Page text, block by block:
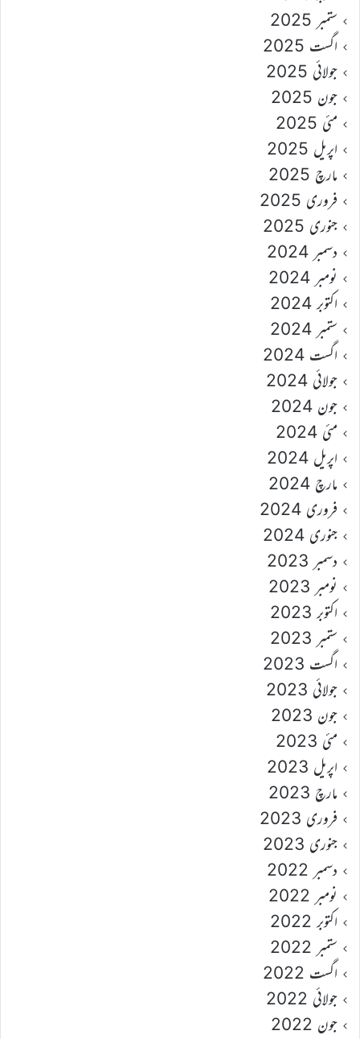
ستمبر 2025
اگست 2025
جولائی 2025
جون 2025
مئی 2025
اپریل 2025
مارچ 2025
فروری 2025
جنوری 2025
دسمبر 2024
نومبر 2024
اکتوبر 2024
ستمبر 2024
اگست 2024
جولائی 2024
جون 2024
مئی 2024
اپریل 2024
مارچ 2024
فروری 2024
جنوری 2024
دسمبر 2023
نومبر 2023
اکتوبر 2023
ستمبر 2023
اگست 2023
جولائی 2023
جون 2023
مئی 2023
اپریل 2023
مارچ 2023
فروری 2023
جنوری 2023
دسمبر 2022
نومبر 2022
اکتوبر 2022
ستمبر 2022
اگست 2022
جولائی 2022
جون 2022